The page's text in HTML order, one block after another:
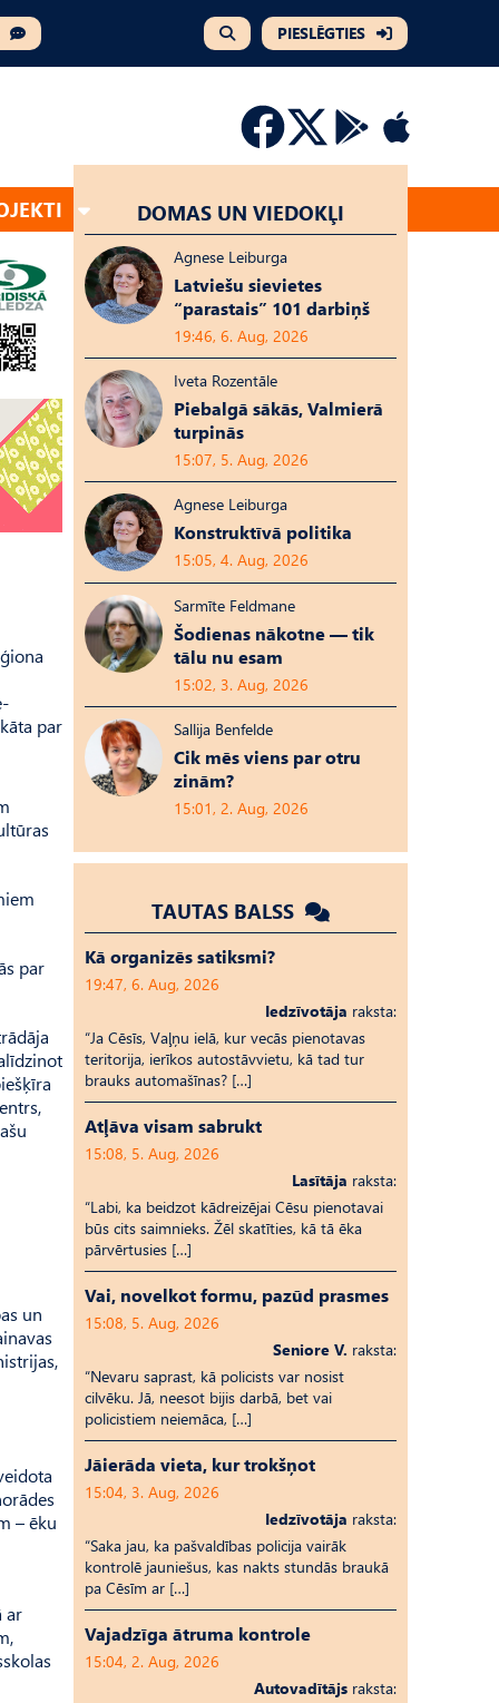
PIESLĒGTIES
par
par
un
– ēku
ar
DOMAS UN VIEDOKĻI
Agnese Leiburga
Latviešu sievietes
“parastais” 101 darbiņš
19:46, 6. Aug, 2026
Iveta Rozentāle
Piebalgā sākās, Valmierā
turpinās
15:07, 5. Aug, 2026
Agnese Leiburga
Konstruktīvā politika
15:05, 4. Aug, 2026
Sarmīte Feldmane
Šodienas nākotne — tik
tālu nu esam
15:02, 3. Aug, 2026
Sallija Benfelde
Cik mēs viens par otru
zinām?
15:01, 2. Aug, 2026
TAUTAS BALSS
Kā organizēs satiksmi?
19:47, 6. Aug, 2026
Iedzīvotāja raksta:
“Ja Cēsīs, Vaļņu ielā, kur vecās pienotavas
teritorija, ierīkos autostāvvietu, kā tad tur
brauks automašīnas? […]
Atļāva visam sabrukt
15:08, 5. Aug, 2026
Lasītāja raksta:
“Labi, ka beidzot kādreizējai Cēsu pienotavai
būs cits saimnieks. Žēl skatīties, kā tā ēka
pārvērtusies […]
Vai, novelkot formu, pazūd prasmes
15:08, 5. Aug, 2026
Seniore V. raksta:
“Nevaru saprast, kā policists var nosist
cilvēku. Jā, neesot bijis darbā, bet vai
policistiem neiemāca, […]
Jāierāda vieta, kur trokšņot
15:04, 3. Aug, 2026
Iedzīvotāja raksta:
“Saka jau, ka pašvaldības policija vairāk
kontrolē jauniešus, kas nakts stundās braukā
pa Cēsīm ar […]
Vajadzīga ātruma kontrole
15:04, 2. Aug, 2026
Autovadītājs raksta: